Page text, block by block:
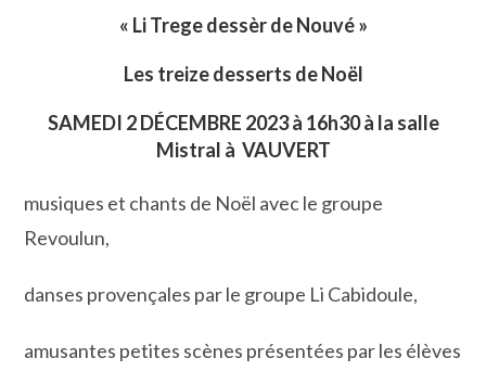
« Li Trege dessèr de Nouvé »
Les treize desserts de Noël
SAMEDI 2 DÉCEMBRE 2023 à 16h30 à la salle
Mistral à VAUVERT
musiques et chants de Noël avec le groupe
Revoulun,
danses provençales par le groupe Li Cabidoule,
amusantes petites scènes présentées par les élèves